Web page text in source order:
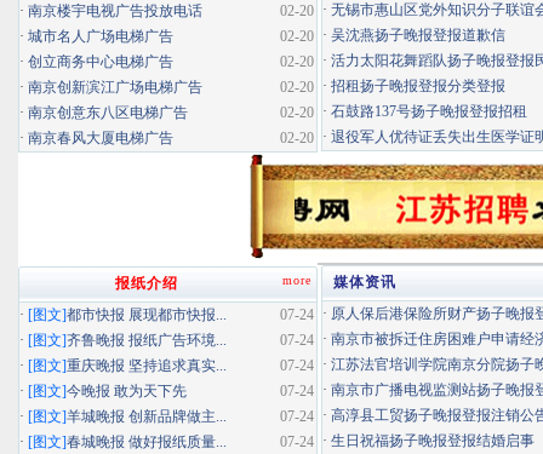
· 无锡市惠山区党外知识分子联谊
· 吴沈燕扬子晚报登报道歉信
· 活力太阳花舞蹈队扬子晚报登报
· 招租扬子晚报登报分类登报
· 石鼓路137号扬子晚报登报招租
· 退役军人优待证丢失出生医学证
02-20
· 南京楼宇电视广告投放电话
02-20
· 城市名人广场电梯广告
02-20
· 创立商务中心电梯广告
02-20
· 南京创新滨江广场电梯广告
02-20
· 南京创意东八区电梯广告
02-20
· 南京春风大厦电梯广告
媒体资讯
· 原人保后港保险所财产扬子晚报
· 南京市被拆迁住房困难户申请经
· 江苏法官培训学院南京分院扬子
· 南京市广播电视监测站扬子晚报
· 高淳县工贸扬子晚报登报注销公
· 生日祝福扬子晚报登报结婚启事
more
报纸介绍
07-24
· [图文]都市快报 展现都市快报...
07-24
· [图文]齐鲁晚报 报纸广告环境...
07-24
· [图文]重庆晚报 坚持追求真实...
07-24
· [图文]今晚报 敢为天下先
07-24
· [图文]羊城晚报 创新品牌做主...
07-24
· [图文]春城晚报 做好报纸质量...